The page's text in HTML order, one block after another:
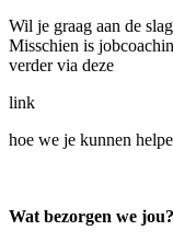
Wil je graag aan de
Misschien is
verder via deze
link
hoe we je kunnen
Wat bezorgen we jou?